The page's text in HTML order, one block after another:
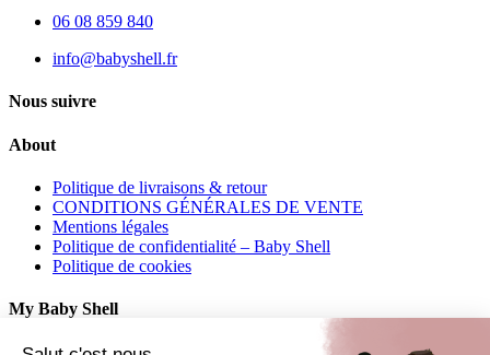
06 08 859 840
info@babyshell.fr
Nous suivre
About
Politique de livraisons & retour
CONDITIONS GÉNÉRALES DE VENTE
Mentions légales
Politique de confidentialité – Baby Shell
Politique de cookies
My Baby Shell